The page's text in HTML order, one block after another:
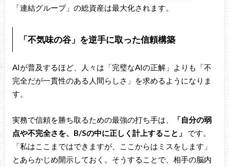
「連結グループ」の総資産は最大化されます。
「不気味の谷」を逆手に取った信頼構築
AIが普及するほど、人々は「完璧なAIの正解」よりも「不
完全だが一貫性のある人間らしさ」を求めるようになりま
す。
実務で信頼を勝ち取るための最強の打ち手は、
「自分の弱
点や不完全さを、B/Sの中に正しく計上すること」
です。
「私はここまではできますが、ここからはミスをします」
とあらかじめ開示しておく。そうすることで、相手の脳内